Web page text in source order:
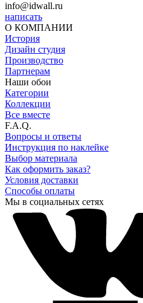
info@idwall.ru
написать
О КОМПАНИИ
История
Дизайн студия
Производство
Партнерам
Наши обои
Категории
Коллекции
Все вместе
F.A.Q.
Вопросы и ответы
Инструкция по наклейке
Выбор материала
Как оформить заказ?
Условия доставки
Способы оплаты
Мы в социальных сетях